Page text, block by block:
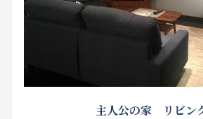
主人公の家 リビン